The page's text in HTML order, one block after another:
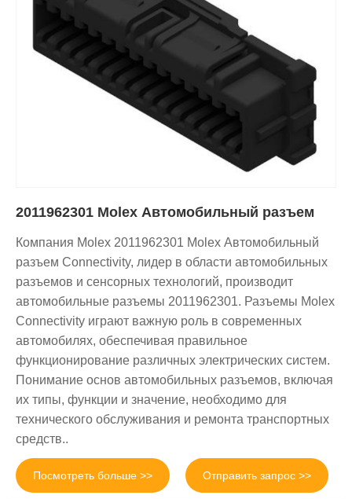
2011962301 Molex Автомобильный разъем
Компания Molex 2011962301 Molex Автомобильный
разъем Connectivity, лидер в области автомобильных
разъемов и сенсорных технологий, производит
автомобильные разъемы 2011962301. Разъемы Molex
Connectivity играют важную роль в современных
автомобилях, обеспечивая правильное
функционирование различных электрических систем.
Понимание основ автомобильных разъемов, включая
их типы, функции и значение, необходимо для
технического обслуживания и ремонта транспортных
средств..
Посмотреть больше >> Отправить запрос >>